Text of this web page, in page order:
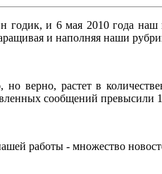
годик, и 6 мая 2010 года наш
и наполняя наши
верно, растет в
сообщений превысили
работы - множество